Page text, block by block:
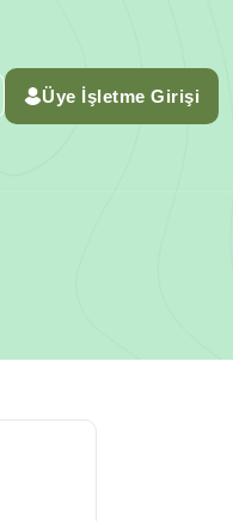
Üye İşletme Girişi